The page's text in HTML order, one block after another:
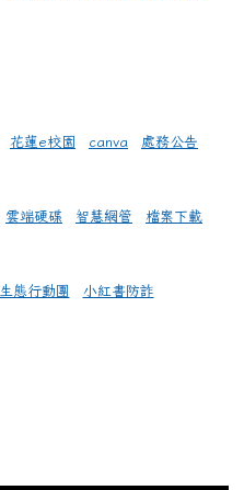
花蓮e校園 canva 處務公告
雲端硬碟 智慧網管 檔案下載
生態行動團 小紅書防詐